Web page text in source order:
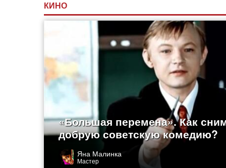
КИНО
«Большая перемена». Как
добрую советскую комедию?
Яна Малинка
Мастер